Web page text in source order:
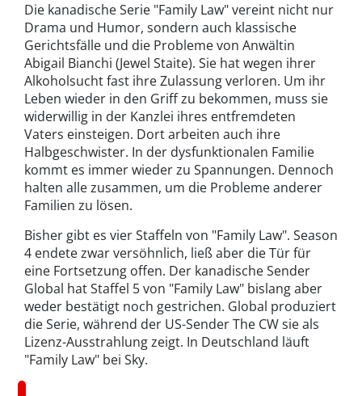
Die kanadische Serie "Family Law" vereint nicht nur
Drama und Humor, sondern auch klassische
Gerichtsfälle und die Probleme von Anwältin
Abigail Bianchi (Jewel Staite). Sie hat wegen ihrer
Alkoholsucht fast ihre Zulassung verloren. Um ihr
Leben wieder in den Griff zu bekommen, muss sie
widerwillig in der Kanzlei ihres entfremdeten
Vaters einsteigen. Dort arbeiten auch ihre
Halbgeschwister. In der dysfunktionalen Familie
kommt es immer wieder zu Spannungen. Dennoch
halten alle zusammen, um die Probleme anderer
Familien zu lösen.
Bisher gibt es vier Staffeln von "Family Law". Season
4 endete zwar versöhnlich, ließ aber die Tür für
eine Fortsetzung offen. Der kanadische Sender
Global hat Staffel 5 von "Family Law" bislang aber
weder bestätigt noch gestrichen. Global produziert
die Serie, während der US-Sender The CW sie als
Lizenz-Ausstrahlung zeigt. In Deutschland läuft
"Family Law" bei Sky.